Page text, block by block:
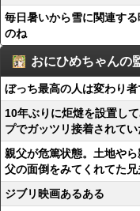
毎日暑いから雪に関連す
のね
おにひめちゃんの
ぼっち最高の人は変わり者
10年ぶりに炬燵を設置し
プでガッツリ接着されてい
親父が危篤状態。土地や
父の面倒をみてくれてた兄
ジブリ映画あるある